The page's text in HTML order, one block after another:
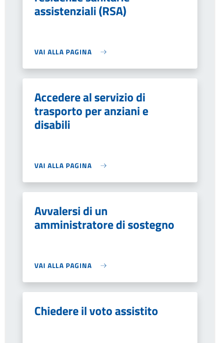
assistenziali (RSA)
VAI ALLA PAGINA
Accedere al servizio di
trasporto per anziani e
disabili
VAI ALLA PAGINA
Avvalersi di un
amministratore di sostegno
VAI ALLA PAGINA
Chiedere il voto assistito